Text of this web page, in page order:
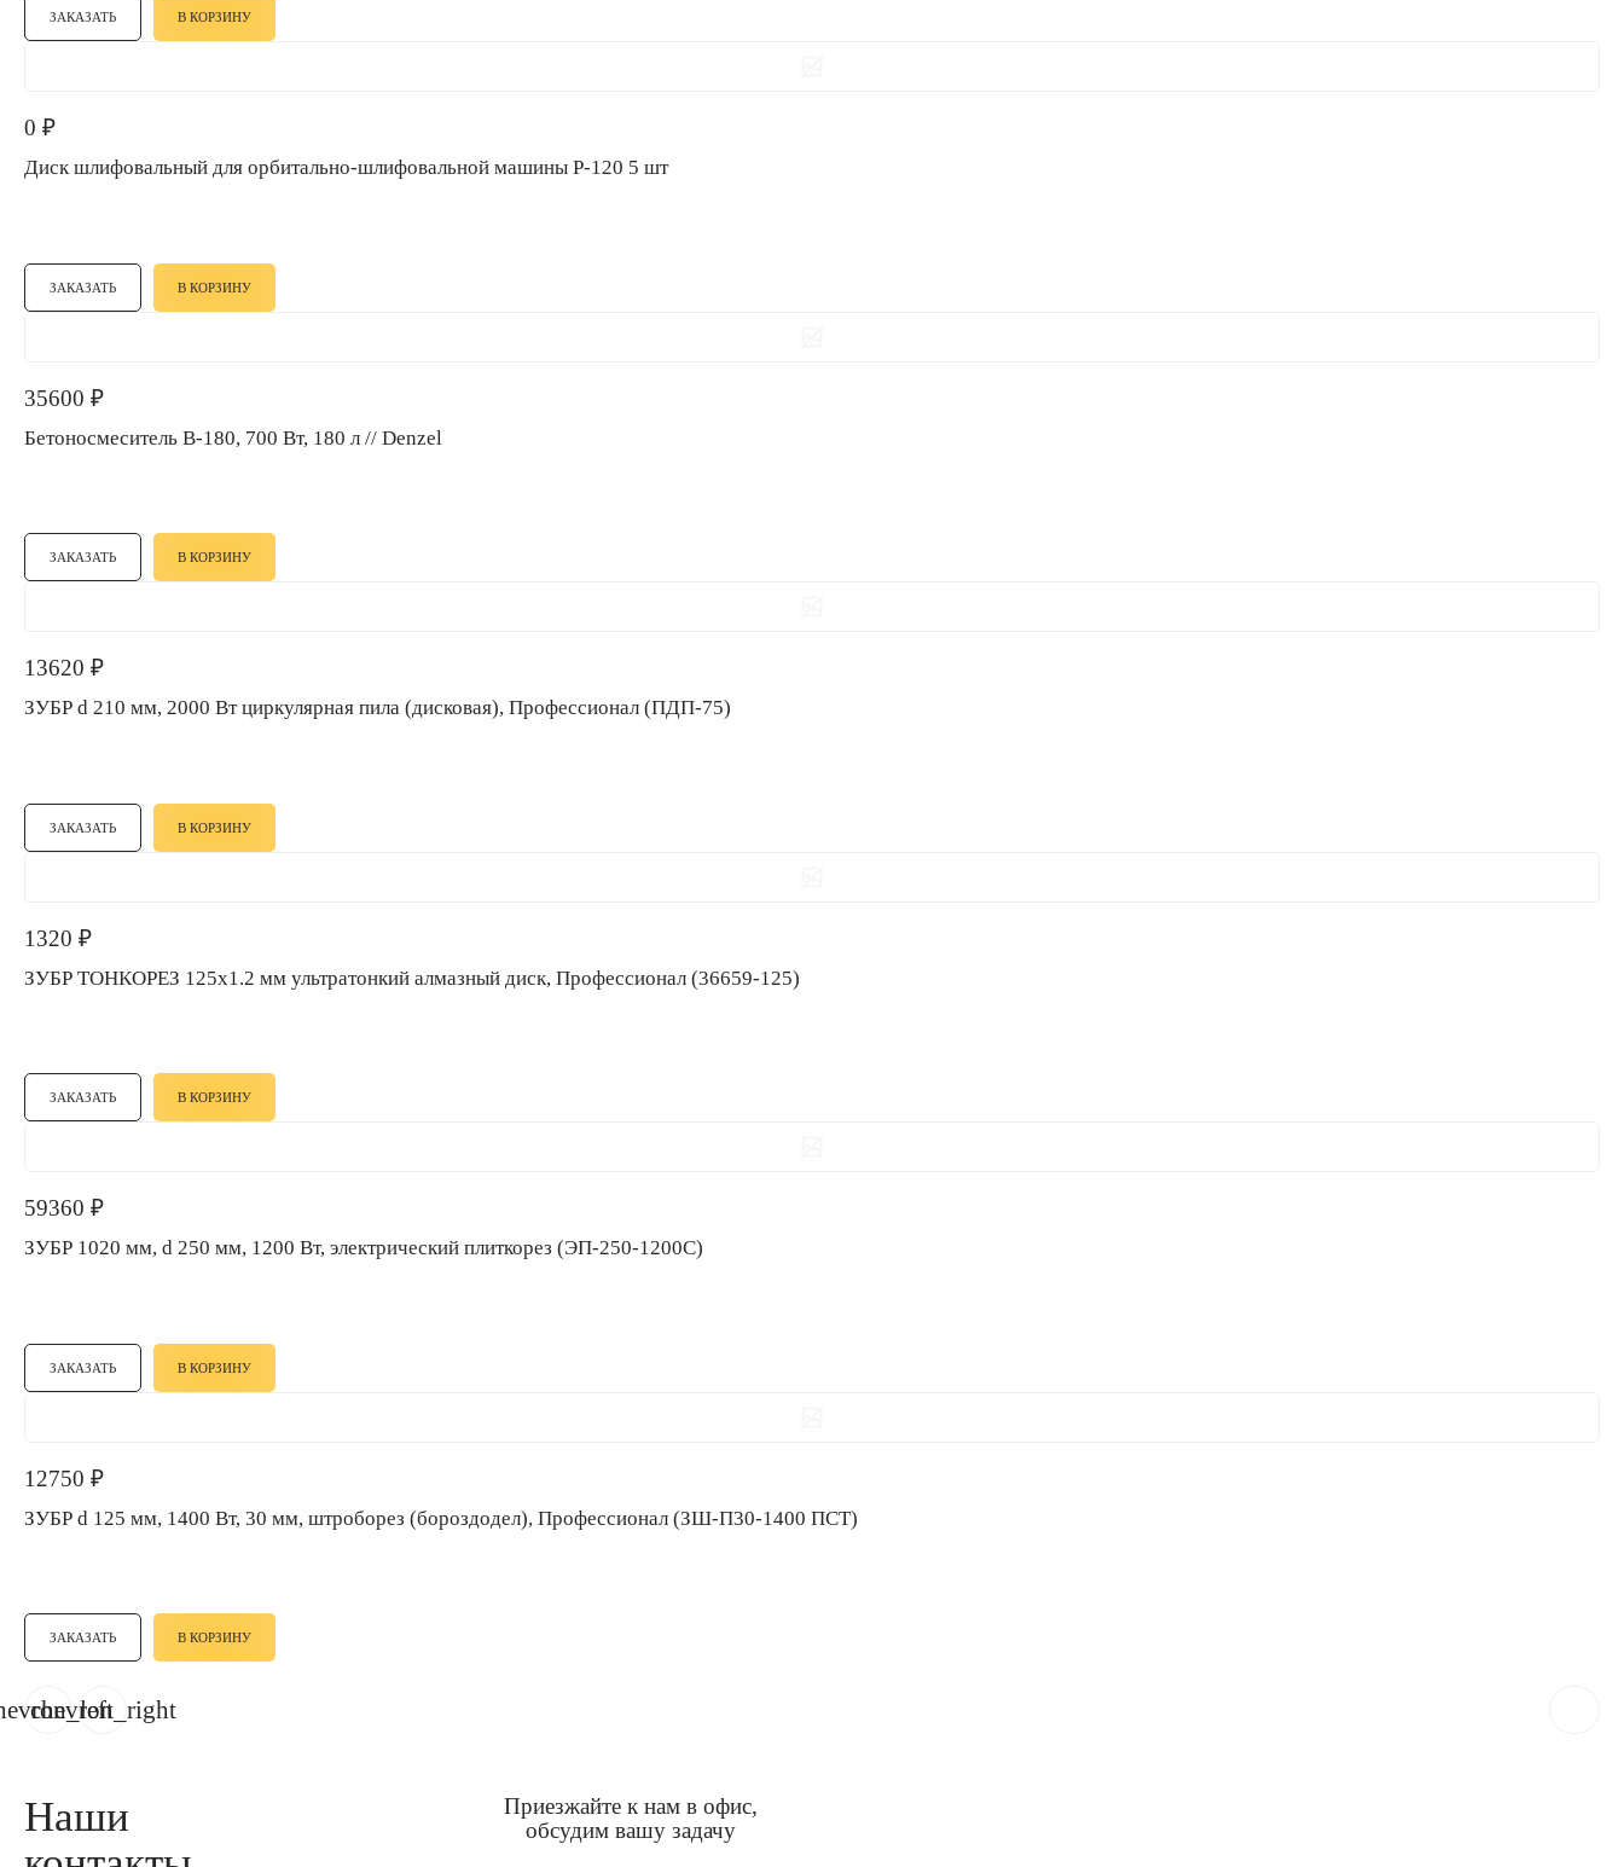
ЗАКАЗАТЬ В КОРЗИНУ
0 ₽
Диск шлифовальный для орбитально-шлифовальной машины Р-120 5 шт
ЗАКАЗАТЬ В КОРЗИНУ
35600 ₽
Бетоносмеситель B-180, 700 Вт, 180 л // Denzel
ЗАКАЗАТЬ В КОРЗИНУ
13620 ₽
ЗУБР d 210 мм, 2000 Вт циркулярная пила (дисковая), Профессионал (ПДП-75)
ЗАКАЗАТЬ В КОРЗИНУ
1320 ₽
ЗУБР ТОНКОРЕЗ 125х1.2 мм ультратонкий алмазный диск, Профессионал (36659-125)
ЗАКАЗАТЬ В КОРЗИНУ
59360 ₽
ЗУБР 1020 мм, d 250 мм, 1200 Вт, электрический плиткорез (ЭП-250-1200С)
ЗАКАЗАТЬ В КОРЗИНУ
12750 ₽
ЗУБР d 125 мм, 1400 Вт, 30 мм, штроборез (бороздодел), Профессионал (ЗШ-П30-1400 ПСТ)
ЗАКАЗАТЬ В КОРЗИНУ
chevron_right
Наши
Приезжайте к нам в офис,
обсудим вашу задачу